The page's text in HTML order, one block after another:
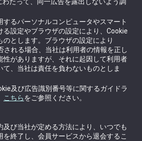
するパーソナルコンピュータやスマート
る設定やブラウザの設定により、Cookie
のとします。ブラウザの設定により
される場合、当社は利用者の情報を正し
性がありますが、それに起因して利用者
て、当社は責任を負わないものとしま
及び広告識別番号等に関するガイドラ
こちらをご参照ください。
及び当社が定める方法により、いつでも
を終了し、会員サービスから退会するこ